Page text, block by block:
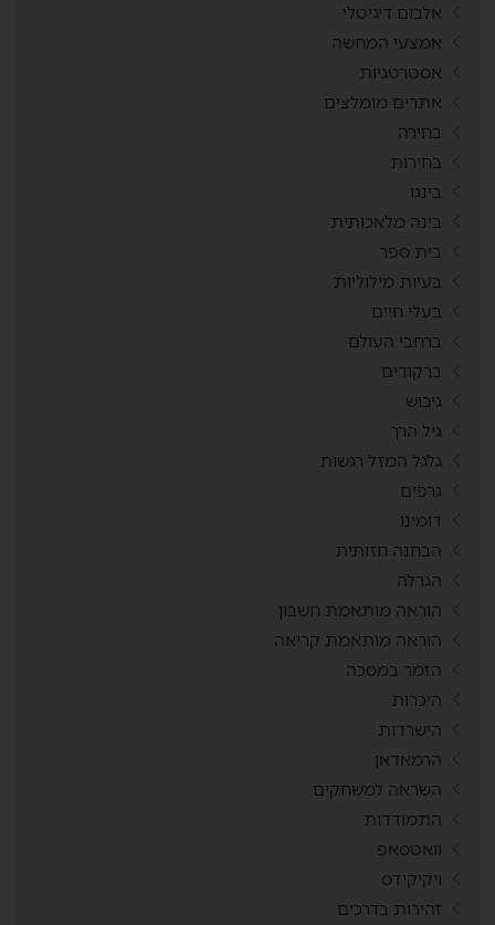
אלבום דיגיטלי
אמצעי המחשה
אסטרטגיות
אתרים מומלצים
בחירה
בחירות
בינגו
בינה מלאכותית
בית ספר
בעיות מילוליות
בעלי חיים
ברחבי העולם
ברקודים
גיבוש
גיל הרך
גלגל המזל רגשות
גרפים
דומינו
הבחנה חזותית
הגרלה
הוראה מותאמת חשבון
הוראה מותאמת קריאה
הזמר במסכה
היכרות
הישרדות
הרמאדאן
השראה למשחקים
התמודדות
וואטסאפ
ויקיקידס
זהירות בדרכים